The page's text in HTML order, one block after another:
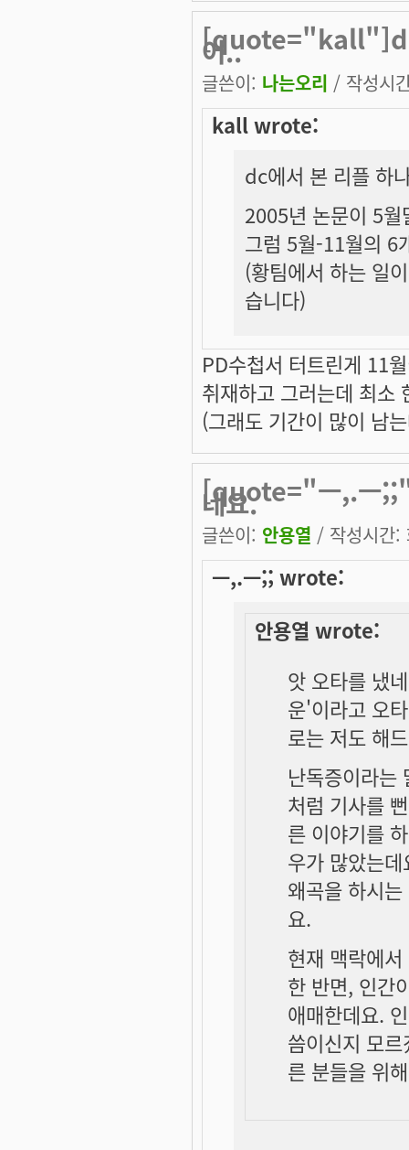
[quote="kall"]dc
어..
글쓴이: 나는오리 / 작성시
kall wrote:
dc에서 본 리플 하
2005년 논문이 5
그럼 5월-11월의 6
(황팀에서 하는 일
습니다)
PD수첩서 터트린게 11
취재하고 그러는데 최소
(그래도 기간이 많이 남
[quote="ㅡ,.ㅡ
네요.
글쓴이: 안용열 / 작성시간
ㅡ,.ㅡ;; wrote:
안용열 wrote:
앗 오타를 냈
운'이라고 오
로는 저도 해
난독증이라는
처럼 기사를
른 이야기를
우가 많았는
왜곡을 하시
요.
현재 맥락에
한 반면, 인간
애매한데요.
씀이신지 모
른 분들을 위